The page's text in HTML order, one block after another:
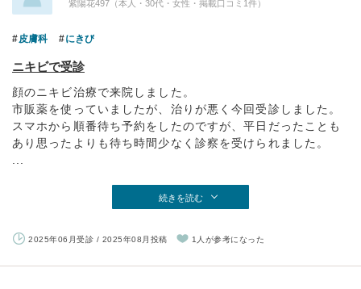
紫陽花497（本人・30代・女性・掲載口コミ1件）
皮膚科 にきび
ニキビで受診
顔のニキビ治療で来院しました。
市販薬を使っていましたが、治りが悪く今回受診しました。
スマホから順番待ち予約をしたのですが、平日だったことも
あり思ったよりも待ち時間少なく診察を受けられました。
続きを読む
2025年06月受診 / 2025年08月投稿 1人が参考になった